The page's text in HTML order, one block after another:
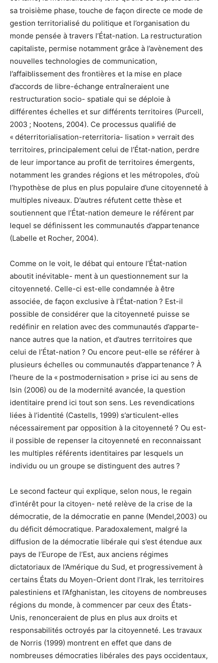
sa troisième phase, touche de façon directe ce mode de
gestion territorialisé du politique et l’organisation du
monde pensée à travers l’État-nation. La restructuration
capitaliste, permise notamment grâce à l’avènement des
nouvelles technologies de communication,
l’affaiblissement des frontières et la mise en place
d’accords de libre-échange entraîneraient une
restructuration socio- spatiale qui se déploie à
différentes échelles et sur différents territoires (Purcell,
2003 ; Nootens, 2004). Ce processus qualifié de
« déterritorialisation-reterritoria- lisation » verrait des
territoires, principalement celui de l’État-nation, perdre
de leur importance au profit de territoires émergents,
notamment les grandes régions et les métropoles, d’où
l’hypothèse de plus en plus populaire d’une citoyenneté à
multiples niveaux. D’autres réfutent cette thèse et
soutiennent que l’État-nation demeure le référent par
lequel se définissent les communautés d’appartenance
(Labelle et Rocher, 2004).
Comme on le voit, le débat qui entoure l’État-nation
aboutit inévitable- ment à un questionnement sur la
citoyenneté. Celle-ci est-elle condamnée à être
associée, de façon exclusive à l’État-nation ? Est-il
possible de considérer que la citoyenneté puisse se
redéfinir en relation avec des communautés d’apparte-
nance autres que la nation, et d’autres territoires que
celui de l’État-nation ? Ou encore peut-elle se référer à
plusieurs échelles ou communautés d’appartenance ? À
l’heure de la « postmodernisation » prise ici au sens de
Isin (2006) ou de la modernité avancée, la question
identitaire prend ici tout son sens. Les revendications
liées à l’identité (Castells, 1999) s’articulent-elles
nécessairement par opposition à la citoyenneté ? Ou est-
il possible de repenser la citoyenneté en reconnaissant
les multiples référents identitaires par lesquels un
individu ou un groupe se distinguent des autres ?
Le second facteur qui explique, selon nous, le regain
d’intérêt pour la citoyen- neté relève de la crise de la
démocratie, de la démocratie en panne (Mendel,2003) ou
du déficit démocratique. Paradoxalement, malgré la
diffusion de la démocratie libérale qui s’est étendue aux
pays de l’Europe de l’Est, aux anciens régimes
dictatoriaux de l’Amérique du Sud, et progressivement à
certains États du Moyen-Orient dont l’Irak, les territoires
palestiniens et l’Afghanistan, les citoyens de nombreuses
régions du monde, à commencer par ceux des États-
Unis, renonceraient de plus en plus aux droits et
responsabilités octroyés par la citoyenneté. Les travaux
de Norris (1999) montrent en effet que dans de
nombreuses démocraties libérales des pays occidentaux,